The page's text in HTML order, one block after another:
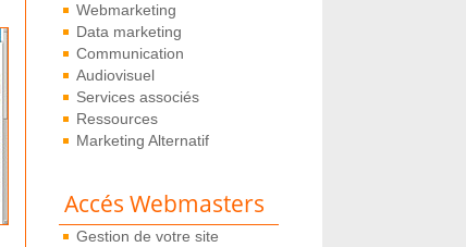
Webmarketing
Data marketing
Communication
Audiovisuel
Services associés
Ressources
Marketing Alternatif
Accés Webmasters
Gestion de votre site